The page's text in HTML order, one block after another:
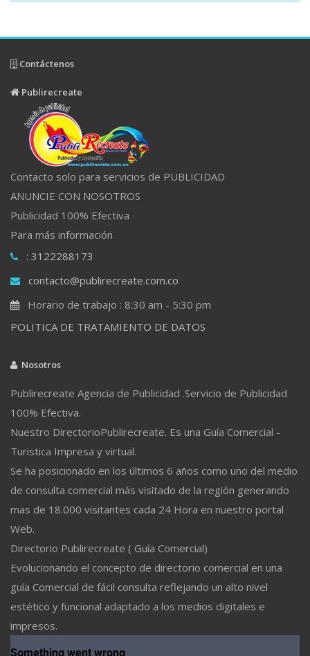
Contáctenos
Publirecreate
Contacto solo para servicios de PUBLICIDAD
ANUNCIE CON NOSOTROS
Publicidad 100% Efectiva
Para más información
: 3122288173
contacto@publirecreate.com.co
Horario de trabajo : 8:30 am - 5:30 pm
POLITICA DE TRATAMIENTO DE DATOS
Nosotros
Publirecreate Agencia de Publicidad .Servicio de Publicidad
100% Efectiva.
Nuestro DirectorioPublirecreate. Es una Guía Comercial -
Turistica Impresa y virtual.
Se ha posicionado en los últimos 6 años como uno del medio
de consulta comercial más visitado de la región generando
mas de 18.000 visitantes cada 24 Hora en nuestro portal
Web.
Directorio Publirecreate ( Guía Comercial)
Evolucionando el concepto de directorio comercial en una
guía Comercial de fácil consulta reflejando un alto nivel
estético y funcional adaptado a los medios digitales e
impresos.